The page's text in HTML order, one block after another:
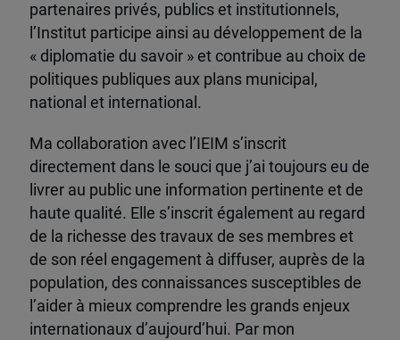
partenaires privés, publics et institutionnels,
l’Institut participe ainsi au développement de la
« diplomatie du savoir » et contribue au choix de
politiques publiques aux plans municipal,
national et international.
Ma collaboration avec l’IEIM s’inscrit
directement dans le souci que j’ai toujours eu de
livrer au public une information pertinente et de
haute qualité. Elle s’inscrit également au regard
de la richesse des travaux de ses membres et
de son réel engagement à diffuser, auprès de la
population, des connaissances susceptibles de
l’aider à mieux comprendre les grands enjeux
internationaux d’aujourd’hui. Par mon